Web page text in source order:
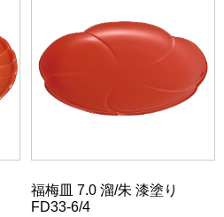
福梅皿 7.0 溜/朱 漆塗り
FD33-6/4